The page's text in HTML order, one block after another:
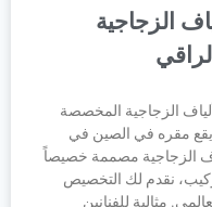
الزجاجية
الزجاجية المخصصة
مقره في الصين في
الزجاجية مصممة خصيصاً
نقدم لك التخصيص
مثالية للفنانين